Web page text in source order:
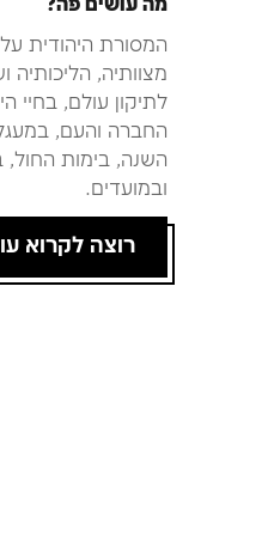
מה עושים פה?
המסורת היהודית
מצוותיה, הליכותיה
לתיקון עולם, בחיי
החברה והעם,
השנה, בימות
ובמועדים.
רוצה לקרוא